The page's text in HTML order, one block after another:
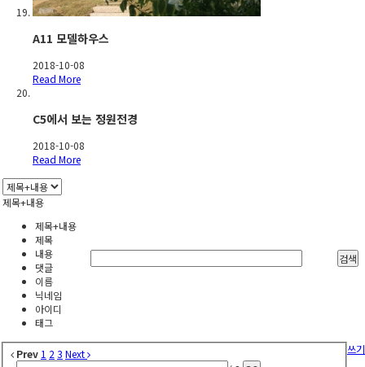
A11 모델하우스
2018-10-08
Read More
C5에서 보는 정원전경
2018-10-08
Read More
제목+내용
제목+내용
제목
내용
댓글
이름
닉네임
아이디
태그
검색
쓰기
Prev 1 2 3 Next